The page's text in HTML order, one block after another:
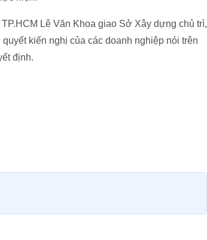
Lê Văn Khoa giao Sở Xây dựng chủ trì,
kiến nghị của các doanh nghiệp nói trên
định.